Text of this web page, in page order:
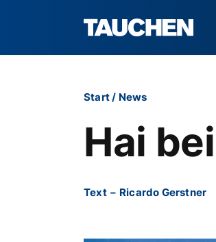
Start/ News
Hai
Text – Ricardo Gerstner